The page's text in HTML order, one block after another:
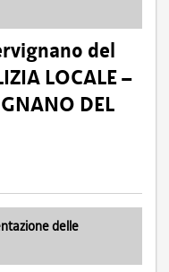
del
LOCALE –
DEL
delle